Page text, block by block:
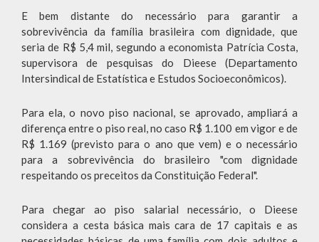
E bem distante do necessário para garantir a
sobrevivência da família brasileira com dignidade, que
seria de R$ 5,4 mil, segundo a economista Patrícia Costa,
supervisora de pesquisas do Dieese (Departamento
Intersindical de Estatística e Estudos Socioeconômicos).
Para ela, o novo piso nacional, se aprovado, ampliará a
diferença entre o piso real, no caso R$ 1.100 em vigor e de
R$ 1.169 (previsto para o ano que vem) e o necessário
para a sobrevivência do brasileiro "com dignidade
respeitando os preceitos da Constituição Federal".
Para chegar ao piso salarial necessário, o Dieese
considera a cesta básica mais cara de 17 capitais e as